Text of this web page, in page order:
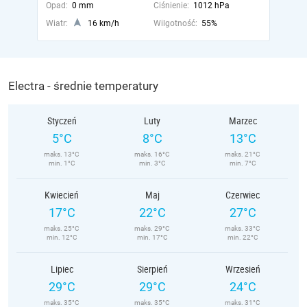
Opad: 0 mm Ciśnienie: 1012 hPa
Wiatr:
16 km/h Wilgotność: 55%
Electra - średnie temperatury
Styczeń
5°C
maks. 13°C
min. 1°C
Luty
8°C
maks. 16°C
min. 3°C
Marzec
13°C
maks. 21°C
min. 7°C
Kwiecień
17°C
maks. 25°C
min. 12°C
Maj
22°C
maks. 29°C
min. 17°C
Czerwiec
27°C
maks. 33°C
min. 22°C
Lipiec
29°C
maks. 35°C
Sierpień
29°C
maks. 35°C
Wrzesień
24°C
maks. 31°C